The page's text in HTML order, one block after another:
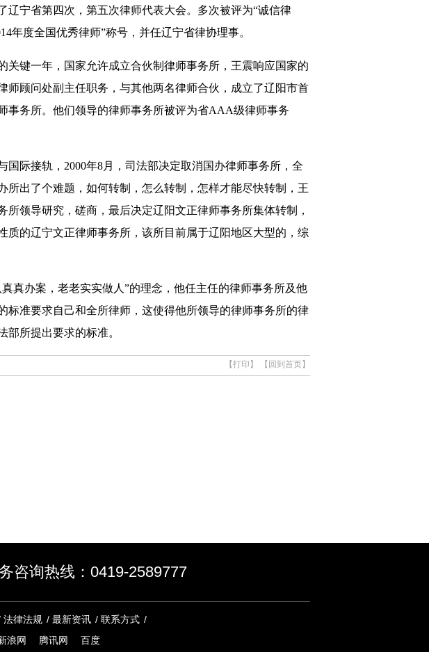
辽宁省第四次，第五次律师代表大会。多次被评为“诚信律
年度全国优秀律师”称号，并任辽宁省律协理事。
关键一年，国家允许成立合伙制律师事务所，王震响应国家的
师顾问处副主任职务，与其他两名律师合伙，成立了辽阳市首
事务所。他们领导的律师事务所被评为省AAA级律师事务
国际接轨，2000年8月，司法部决定取消国办律师事务所，全
所出了个难题，如何转制，怎么转制，怎样才能尽快转制，王
所领导研究，磋商，最后决定辽阳文正律师事务所集体转制，
质的辽宁文正律师事务所，该所目前属于辽阳地区大型的，综
真办案，老老实实做人”的理念，他任主任的律师事务所及他
标准要求自己和全所律师，这使得他所领导的律师事务所的律
部所提出要求的标准。
【打印】 【回到首页】
咨询热线：0419-2589777
法律法规 / 最新资讯 / 联系方式 /
浪网 腾讯网 百度